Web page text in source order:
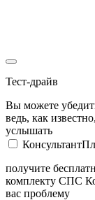
Тест-драйв
Вы можете
ведь, как
услышать
получите
комплекту СПС
вас проблему